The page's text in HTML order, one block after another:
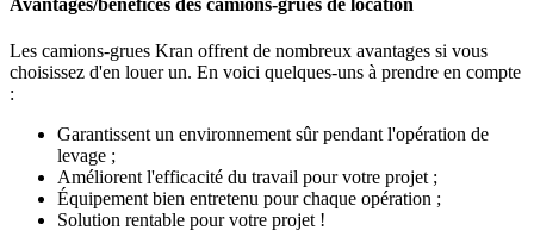
Avantages/benefices des camions-grues de location
Les camions-grues Kran offrent de nombreux avantages si vous
choisissez d'en louer un. En voici quelques-uns à prendre en compte
:
Garantissent un environnement sûr pendant l'opération de
levage ;
Améliorent l'efficacité du travail pour votre projet ;
Équipement bien entretenu pour chaque opération ;
Solution rentable pour votre projet !